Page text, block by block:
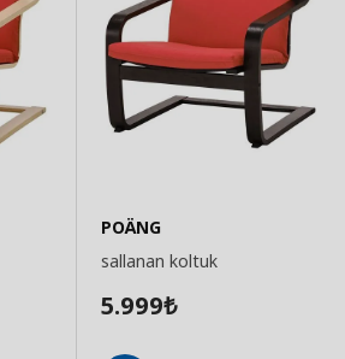
POÄNG
sallanan koltuk
5.999₺